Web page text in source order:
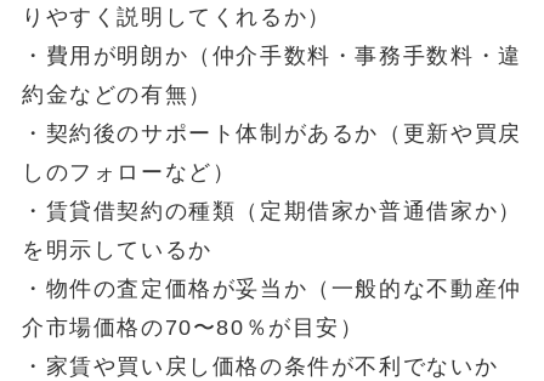
りやすく説明してくれるか）
・費用が明朗か（仲介手数料・事務手数料・違
約金などの有無）
・契約後のサポート体制があるか（更新や買戻
しのフォローなど）
・賃貸借契約の種類（定期借家か普通借家か）
を明示しているか
・物件の査定価格が妥当か（一般的な不動産仲
介市場価格の70〜80％が目安）
・家賃や買い戻し価格の条件が不利でないか